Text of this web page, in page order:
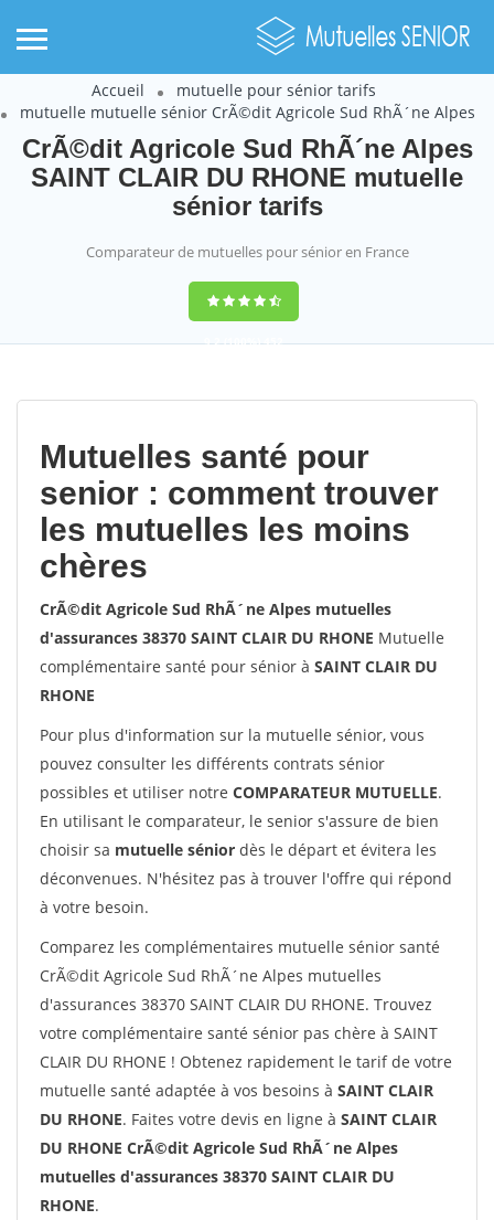
Accueil
mutuelle pour sénior tarifs
mutuelle mutuelle sénior CrÃ©dit Agricole Sud RhÃ´ne Alpes
CrÃ©dit Agricole Sud RhÃ´ne Alpes
SAINT CLAIR DU RHONE mutuelle
sénior tarifs
Comparateur de mutuelles pour sénior en France
9,2(100%)452
Mutuelles santé pour
senior : comment trouver
les mutuelles les moins
chères
CrÃ©dit Agricole Sud RhÃ´ne Alpes mutuelles
d'assurances 38370 SAINT CLAIR DU RHONE Mutuelle
complémentaire santé pour sénior à SAINT CLAIR DU
RHONE
Pour plus d'information sur la mutuelle sénior, vous
pouvez consulter les différents contrats sénior
possibles et utiliser notre COMPARATEUR MUTUELLE.
En utilisant le comparateur, le senior s'assure de bien
choisir sa mutuelle sénior dès le départ et évitera les
déconvenues. N'hésitez pas à trouver l'offre qui répond
à votre besoin.
Comparez les complémentaires mutuelle sénior santé
CrÃ©dit Agricole Sud RhÃ´ne Alpes mutuelles
d'assurances 38370 SAINT CLAIR DU RHONE. Trouvez
votre complémentaire santé sénior pas chère à SAINT
CLAIR DU RHONE ! Obtenez rapidement le tarif de votre
mutuelle santé adaptée à vos besoins à SAINT CLAIR
DU RHONE. Faites votre devis en ligne à SAINT CLAIR
DU RHONE CrÃ©dit Agricole Sud RhÃ´ne Alpes
mutuelles d'assurances 38370 SAINT CLAIR DU
RHONE.